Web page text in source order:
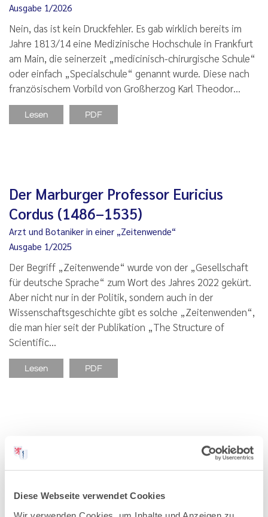
Diese Webseite verwendet Cookies
Ausgabe 1/2026
Nein, das ist kein Druckfehler. Es gab wirklich bereits im
Jahre 1813/14 eine Medizinische Hochschule in Frankfurt
am Main, die seinerzeit „medicinisch-chirurgische Schule“
oder einfach „Specialschule“ genannt wurde. Diese nach
französischem Vorbild von Großherzog Karl Theodor…
Lesen PDF
Der Marburger Professor Euricius
Cordus (1486–1535)
Arzt und Botaniker in einer „Zeitenwende“
Ausgabe 1/2025
Der Begriff „Zeitenwende“ wurde von der „Gesellschaft
für deutsche Sprache“ zum Wort des Jahres 2022 gekürt.
Aber nicht nur in der Politik, sondern auch in der
Wissenschaftsgeschichte gibt es solche „Zeitenwenden“,
die man hier seit der Publikation „The Structure of
Scientific…
Lesen PDF
Erinnerungen an eine bedeutende
Chirurgin
(1894–1973)